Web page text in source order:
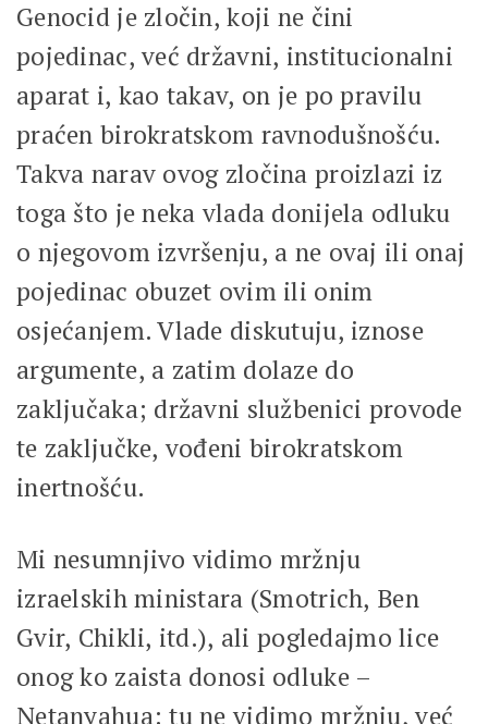
Genocid je zločin, koji ne čini
pojedinac, već državni, institucionalni
aparat i, kao takav, on je po pravilu
praćen birokratskom ravnodušnošću.
Takva narav ovog zločina proizlazi iz
toga što je neka vlada donijela odluku
o njegovom izvršenju, a ne ovaj ili onaj
pojedinac obuzet ovim ili onim
osjećanjem. Vlade diskutuju, iznose
argumente, a zatim dolaze do
zaključaka; državni službenici provode
te zaključke, vođeni birokratskom
inertnošću.
Mi nesumnjivo vidimo mržnju
izraelskih ministara (Smotrich, Ben
Gvir, Chikli, itd.), ali pogledajmo lice
onog ko zaista donosi odluke –
Netanyahua: tu ne vidimo mržnju, već